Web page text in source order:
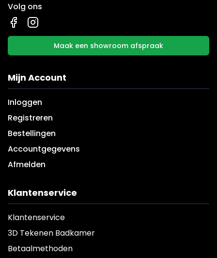
Volg ons
Maak een showroom afspraak
Mijn Account
Inloggen
Registreren
Bestellingen
Accountgegevens
Afmelden
Klantenservice
Klantenservice
3D Tekenen Badkamer
Betaalmethoden